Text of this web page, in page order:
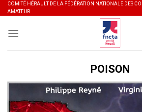
Skip
to
content
COMITÉ HÉRAULT DE LA FÉDÉRATION NATIONALE DES
AMATEUR
POISON